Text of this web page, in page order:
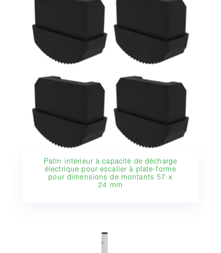
Patin intérieur à capacité de décharge
électrique pour escalier à plate-forme
pour dimensions de montants 57 x
24 mm